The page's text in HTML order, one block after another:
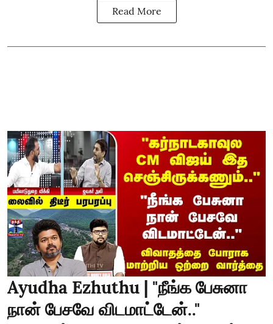
Read More
Ayudha Ezhuthu | "நீங்க பேசுனா
நான் பேசவே விடமாட்டேன்.."